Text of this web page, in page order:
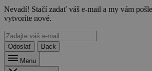
Nevadí! Stačí zadať váš e-mail a my vám
vytvoríte nové.
Odoslať
Back
Menu